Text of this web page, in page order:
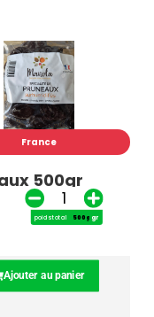
France
500gr
poids total gr
Ajouter au panier